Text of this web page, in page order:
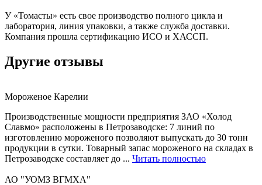
У «Томасты» есть свое производство полного цикла и
лаборатория, линия упаковки, а также служба доставки.
Компания прошла сертификацию ИСО и ХАССП.
Другие отзывы
Мороженое Карелии
Производственные мощности предприятия ЗАО «Холод
Славмо» расположены в Петрозаводске: 7 линий по
изготовлению мороженого позволяют выпускать до 30 тонн
продукции в сутки. Товарный запас мороженого на складах в
Петрозаводске составляет до ... Читать полностью
АО "УОМЗ ВГМХА"